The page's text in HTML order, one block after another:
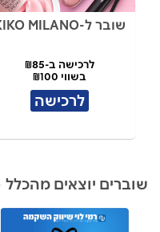
שובר ל-KIKO MILANO
לרכישה ב-₪85
בשווי ₪100
לרכישה
שוברים יוצאים מהכלל